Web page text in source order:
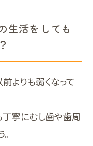
生活をしても
よりも弱くなって
丁寧にむし歯や歯周